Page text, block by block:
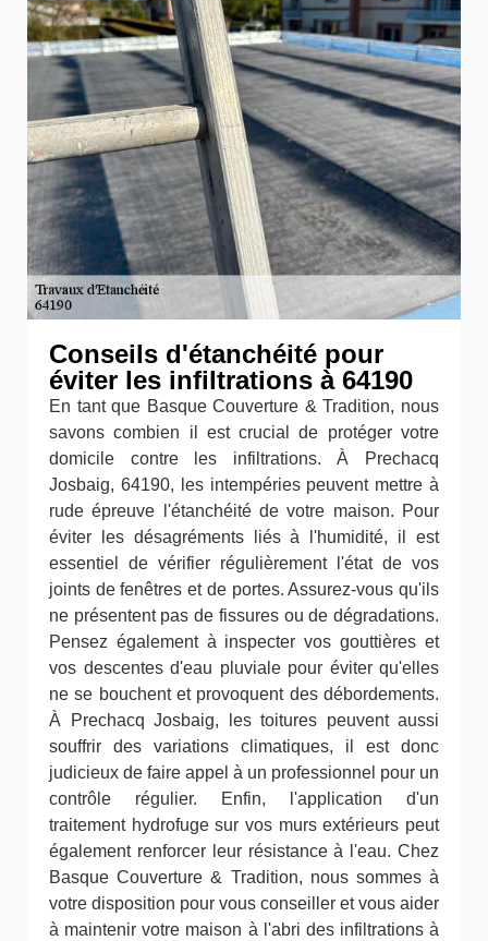
Conseils d'étanchéité pour
éviter les infiltrations à 64190
En tant que Basque Couverture & Tradition, nous
savons combien il est crucial de protéger votre
domicile contre les infiltrations. À Prechacq
Josbaig, 64190, les intempéries peuvent mettre à
rude épreuve l'étanchéité de votre maison. Pour
éviter les désagréments liés à l'humidité, il est
essentiel de vérifier régulièrement l'état de vos
joints de fenêtres et de portes. Assurez-vous qu'ils
ne présentent pas de fissures ou de dégradations.
Pensez également à inspecter vos gouttières et
vos descentes d'eau pluviale pour éviter qu'elles
ne se bouchent et provoquent des débordements.
À Prechacq Josbaig, les toitures peuvent aussi
souffrir des variations climatiques, il est donc
judicieux de faire appel à un professionnel pour un
contrôle régulier. Enfin, l'application d'un
traitement hydrofuge sur vos murs extérieurs peut
également renforcer leur résistance à l'eau. Chez
Basque Couverture & Tradition, nous sommes à
votre disposition pour vous conseiller et vous aider
à maintenir votre maison à l'abri des infiltrations à